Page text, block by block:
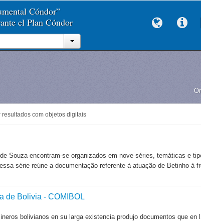
Cóndor”
el Plan Cóndor
resultados com objetos digitais
Souza encontram-se organizados em nove séries, temáticas e
série reúne a documentação referente à atuação de Betinho à
de Bolivia - COMIBOL
bolivianos en su larga existencia produjo documentos que en